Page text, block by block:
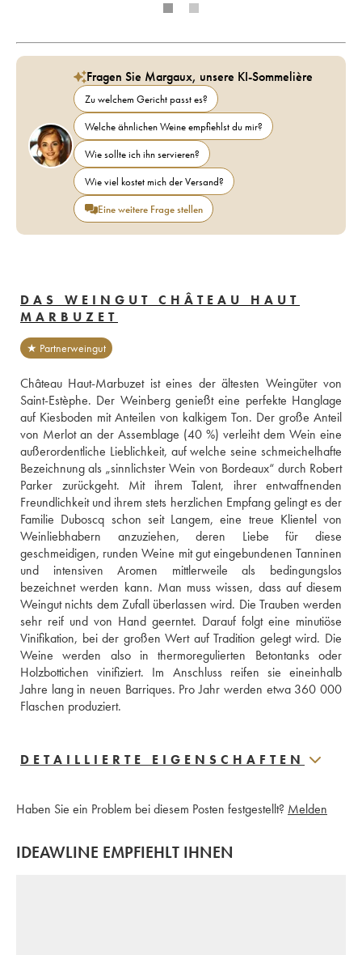
Fragen Sie Margaux, unsere KI-Sommelière
Zu welchem Gericht passt es?
Welche ähnlichen Weine empfiehlst du mir?
Wie sollte ich ihn servieren?
Wie viel kostet mich der Versand?
Eine weitere Frage stellen
DAS WEINGUT CHÂTEAU HAUT
MARBUZET
★ Partnerweingut
Château Haut-Marbuzet ist eines der ältesten Weingüter von
Saint-Estèphe. Der Weinberg genießt eine perfekte Hanglage
auf Kiesboden mit Anteilen von kalkigem Ton. Der große Anteil
von Merlot an der Assemblage (40 %) verleiht dem Wein eine
außerordentliche Lieblichkeit, auf welche seine schmeichelhafte
Bezeichnung als „sinnlichster Wein von Bordeaux“ durch Robert
Parker zurückgeht. Mit ihrem Talent, ihrer entwaffnenden
Freundlichkeit und ihrem stets herzlichen Empfang gelingt es der
Familie Duboscq schon seit Langem, eine treue Klientel von
Weinliebhabern anzuziehen, deren Liebe für diese
geschmeidigen, runden Weine mit gut eingebundenen Tanninen
und intensiven Aromen mittlerweile als bedingungslos
bezeichnet werden kann. Man muss wissen, dass auf diesem
Weingut nichts dem Zufall überlassen wird. Die Trauben werden
sehr reif und von Hand geerntet. Darauf folgt eine minutiöse
Vinifikation, bei der großen Wert auf Tradition gelegt wird. Die
Weine werden also in thermoregulierten Betontanks oder
Holzbottichen vinifiziert. Im Anschluss reifen sie eineinhalb
Jahre lang in neuen Barriques. Pro Jahr werden etwa 360 000
Flaschen produziert.
DETAILLIERTE EIGENSCHAFTEN
Haben Sie ein Problem bei diesem Posten festgestellt? Melden
IDEAWLINE EMPFIEHLT IHNEN